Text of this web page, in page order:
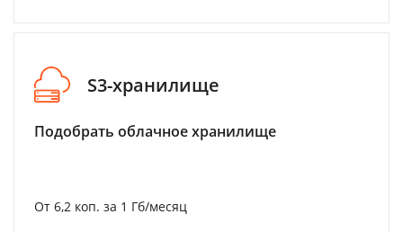
S3-хранилище
Подобрать облачное хранилище
От 6,2 коп. за 1 Гб/месяц